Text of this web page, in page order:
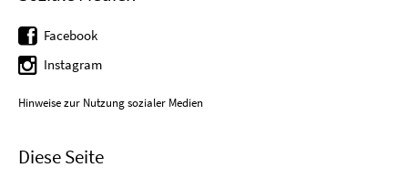
Facebook
Instagram
Hinweise zur Nutzung sozialer Medien
Diese Seite